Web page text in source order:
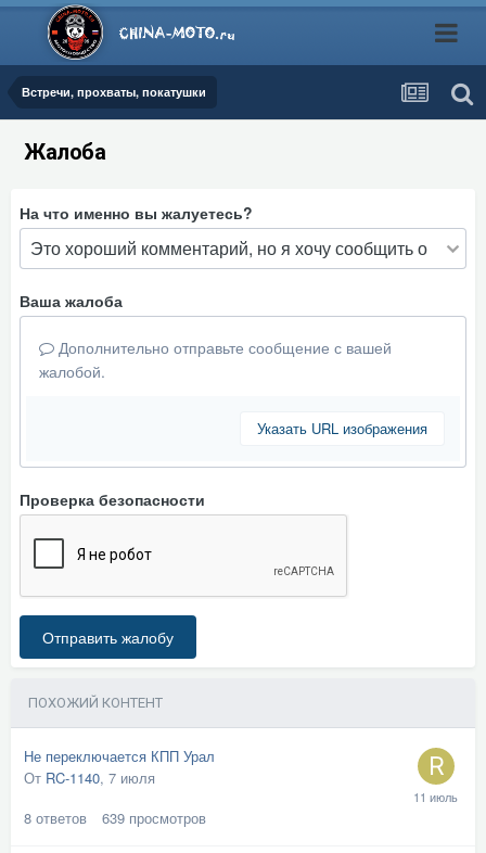
Встречи, прохваты, покатушки
Жалоба
На что именно вы жалуетесь?
Ваша жалоба
Дополнительно отправьте сообщение с вашей
жалобой.
Указать URL изображения
Проверка безопасности
Отправить жалобу
ПОХОЖИЙ КОНТЕНТ
Не переключается КПП Урал
От RC-1140, 7 июля
8 ответов 639 просмотров